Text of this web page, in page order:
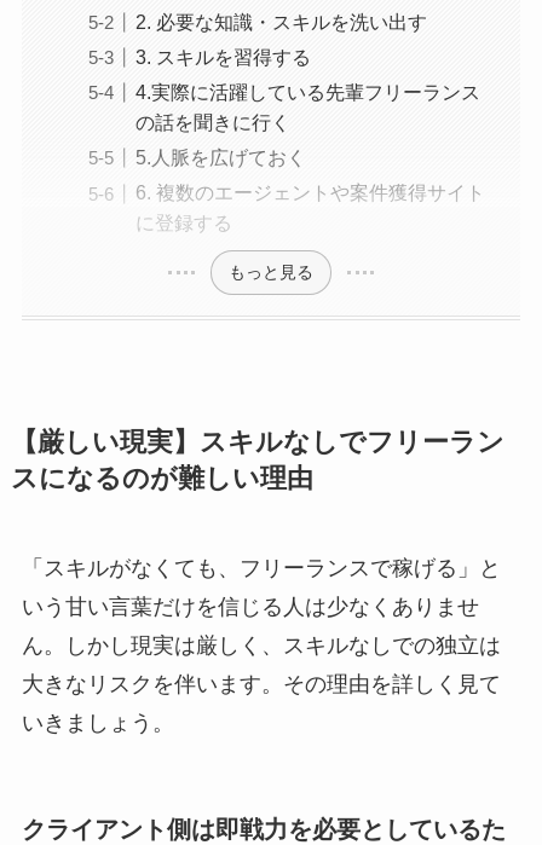
2. 必要な知識・スキルを洗い出す
3. スキルを習得する
4.実際に活躍している先輩フリーランス
の話を聞きに行く
5.人脈を広げておく
6. 複数のエージェントや案件獲得サイト
に登録する
もっと見る
【厳しい現実】スキルなしでフリーラン
スになるのが難しい理由
「スキルがなくても、フリーランスで稼げる」と
いう甘い言葉だけを信じる人は少なくありませ
ん。しかし現実は厳しく、スキルなしでの独立は
大きなリスクを伴います。その理由を詳しく見て
いきましょう。
クライアント側は即戦力を必要としているた